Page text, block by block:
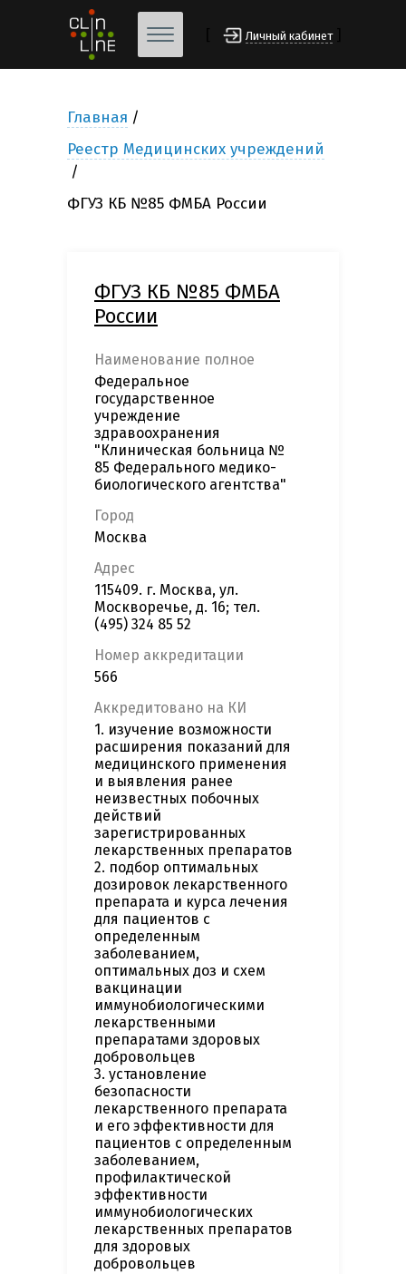
Личный кабинет
Главная
Реестр Медицинских учреждений
ФГУЗ КБ №85 ФМБА России
ФГУЗ КБ №85 ФМБА
России
Наименование полное
Федеральное
государственное
учреждение
здравоохранения
"Клиническая больница №
85 Федерального медико-
биологического агентства"
Город
Москва
Адрес
115409. г. Москва, ул.
Москворечье, д. 16; тел.
(495) 324 85 52
Номер аккредитации
566
Аккредитовано на КИ
1. изучение возможности
расширения показаний для
медицинского применения
и выявления ранее
неизвестных побочных
действий
зарегистрированных
лекарственных препаратов
2. подбор оптимальных
дозировок лекарственного
препарата и курса лечения
для пациентов с
определенным
заболеванием,
оптимальных доз и схем
вакцинации
иммунобиологическими
лекарственными
препаратами здоровых
добровольцев
3. установление
безопасности
лекарственного препарата
и его эффективности для
пациентов с определенным
заболеванием,
профилактической
эффективности
иммунобиологических
лекарственных препаратов
для здоровых
добровольцев